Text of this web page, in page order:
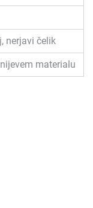
nerjavi čelik
materialu